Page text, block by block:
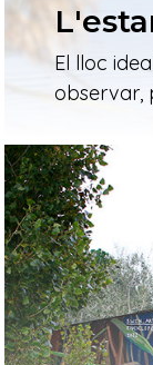
El lloc
observar,